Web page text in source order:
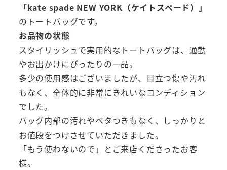
「kate spade NEW YORK（ケイトスペード）」
のトートバッグです。
お品物の状態
スタイリッシュで実用的なトートバッグは、通勤
やお出かけにぴったりの一品。
多少の使用感はございましたが、目立つ傷や汚れ
もなく、全体的に非常にきれいなコンディション
でした。
バッグ内部の汚れやベタつきもなく、しっかりと
お値段をつけさせていただきました。
「もう使わないので」とご来店くださったお客
様。